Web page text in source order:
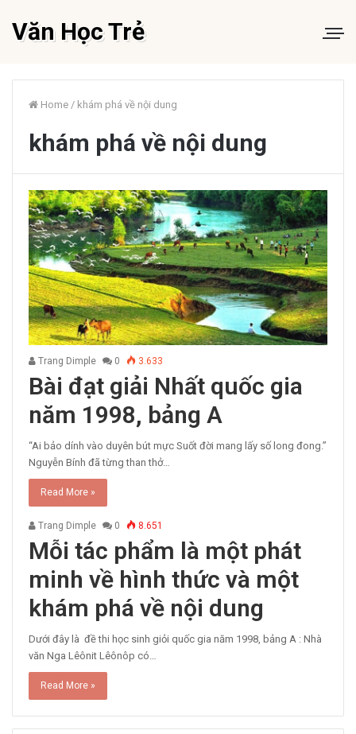
Văn Học Trẻ
Home / khám phá về nội dung
khám phá về nội dung
Trang Dimple 0 3.633
Bài đạt giải Nhất quốc gia
năm 1998, bảng A
“Ai bảo dính vào duyên bút mực Suốt đời mang lấy số long đong.”
Nguyễn Bính đã từng than thở…
Read More »
Trang Dimple 0 8.651
Mỗi tác phẩm là một phát
minh về hình thức và một
khám phá về nội dung
Dưới đây là đề thi học sinh giỏi quốc gia năm 1998, bảng A : Nhà
văn Nga Lêônit Lêônôp có…
Read More »